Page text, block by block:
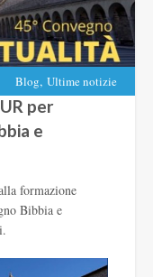
Blog, Ultime notizie
per
e
formazione
Bibbia e